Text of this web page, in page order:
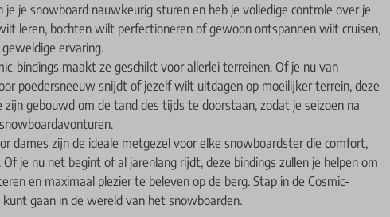
je je snowboard nauwkeurig sturen en heb je volledige controle over je
leren, bochten wilt perfectioneren of gewoon ontspannen wilt cruisen,
ervaring.
bindings maakt ze geschikt voor allerlei terreinen. Of je nu van
poedersneeuw snijdt of jezelf wilt uitdagen op moeilijker terrein, deze
zijn gebouwd om de tand des tijds te doorstaan, zodat je seizoen na
dames zijn de ideale metgezel voor elke snowboardster die comfort,
je nu net begint of al jarenlang rijdt, deze bindings zullen je helpen om
en maximaal plezier te beleven op de berg. Stap in de Cosmic-
gaan in de wereld van het snowboarden.